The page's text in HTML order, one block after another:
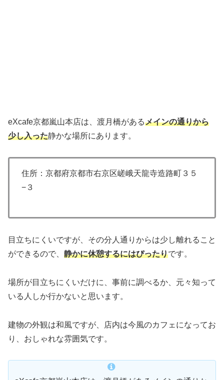
eXcafe京都嵐山本店は、渡月橋があるメインの通りから
少し入った静かな場所にあります。
住所：京都府京都市右京区嵯峨天龍寺造路町３５
−３
目立ちにくいですが、その分人通りからは少し離れること
ができるので、 静かに休憩するにはぴったりです。
場所が目立ちにくいだけに、事前に調べるか、元々知って
いる人しか行かないと思います。
建物の外観は和風ですが、店内は今風のカフェになってお
り、おしゃれな雰囲気です。